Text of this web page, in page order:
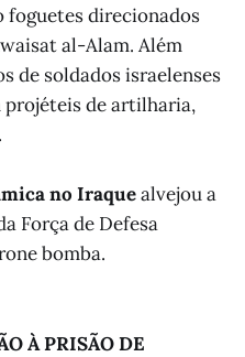
foguetes direcionados
al-Alam. Além
de soldados israelenses
projéteis de artilharia,
no Iraquealvejou a
Força de Defesa
bomba.
À PRISÃO DE